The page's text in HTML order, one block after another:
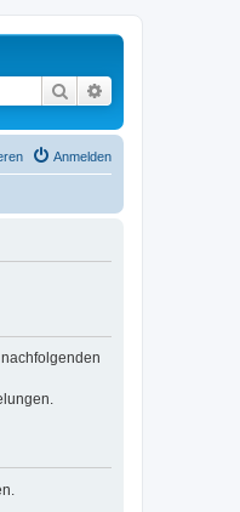
Suche
Anmelden